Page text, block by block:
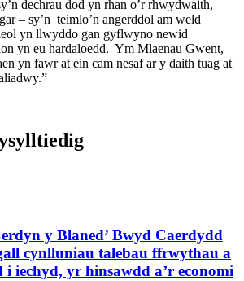
dechrau dod yn rhan o’r rhwydwaith,
– sy’n teimlo’n angerddol am weld
yn llwyddo gan gyflwyno newid
yn eu hardaloedd. Ym Mlaenau Gwent,
yn fawr at ein cam nesaf ar y daith tuag at
y Blaned’ Bwyd Caerdydd
cynlluniau talebau ffrwythau a
iechyd, yr hinsawdd a’r economi